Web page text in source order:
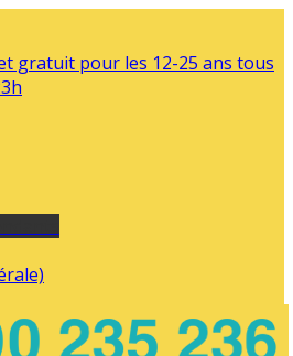
gratuit pour les 12-25 ans tous